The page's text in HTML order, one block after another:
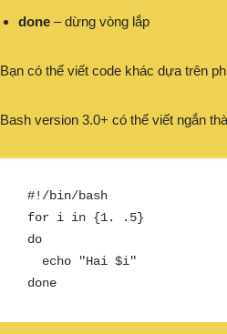
done – dừng vòng lắp
Bạn có thể viết code khác dựa trên
Bash version 3.0+ có thể viết ngắn
#!/bin/bash
for i in {1. .5}
do
echo "Hai $i"
done